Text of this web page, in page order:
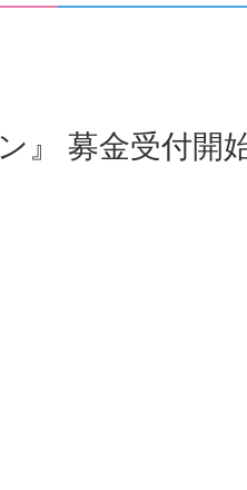
』 募金受付開